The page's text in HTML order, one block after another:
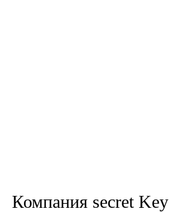
Компания secret Key